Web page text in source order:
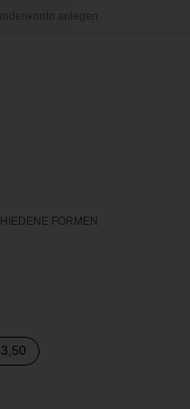
anlegen
FORMEN